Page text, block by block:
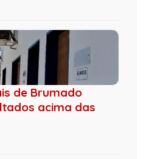
de Brumado
acima das